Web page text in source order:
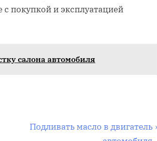
покупкой и эксплуатацией
салона автомобиля
С
Подливать масло в двигатель